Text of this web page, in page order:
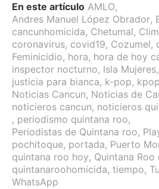
En este artículo AMLO,
Andres Manuel López Obrador,
cancunhomicida, Chetumal,
coronavirus, covid19, Cozumel,
Feminicidio, hora, hora de hoy
inspector nocturno, Isla Mujeres,
justicia para bianca, k-pop, kpop
Noticias Cancun, Noticias de
noticieros cancun, noticieros
, periodismo quintana roo,
Periodistas de Quintana roo,
pochitoque, portada, Puerto
quintana roo hoy, Quintana
quintanaroohomicida, tiempo,
WhatsApp